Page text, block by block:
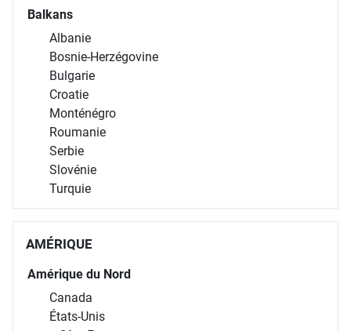
Balkans
Albanie
Bosnie-Herzégovine
Bulgarie
Croatie
Monténégro
Roumanie
Serbie
Slovénie
Turquie
AMÉRIQUE
Amérique du Nord
Canada
États-Unis